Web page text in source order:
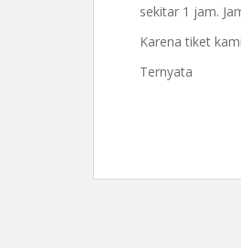
sekitar 1 jam.
Karena tiket
Ternyata